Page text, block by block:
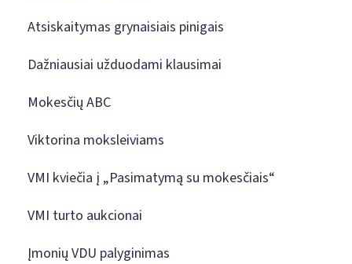
Atsiskaitymas grynaisiais pinigais
Dažniausiai užduodami klausimai
Mokesčių ABC
Viktorina moksleiviams
VMI kviečia į „Pasimatymą su mokesčiais“
VMI turto aukcionai
Įmonių VDU palyginimas